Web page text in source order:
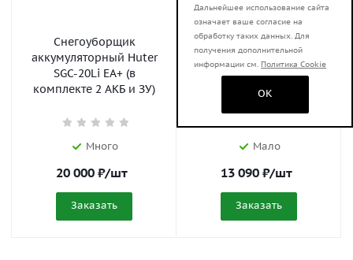
Снегоуборщик
аккумуляторный Huter
SGC-20Li EA+ (в
комплекте 2 АКБ и ЗУ)
Много
20 000₽/шт
Заказать
Снегоуборщик
аккумуляторный Huter
SGC-20Li EA+ (в
комплекте 1 АКБ и ЗУ)
Мало
13 090₽/шт
Заказать
Дальнейшее использование сайта
означает ваше согласие на
обработку таких данных. Для
получения дополнительной
информации см. Политика Cookie
OK